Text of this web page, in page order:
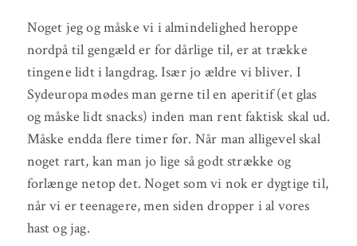
Noget jeg og måske vi i almindelighed heroppe
nordpå til gengæld er for dårlige til, er at trække
tingene lidt i langdrag. Især jo ældre vi bliver. I
Sydeuropa mødes man gerne til en aperitif (et glas
og måske lidt snacks) inden man rent faktisk skal ud.
Måske endda flere timer før. Når man alligevel skal
noget rart, kan man jo lige så godt strække og
forlænge netop det. Noget som vi nok er dygtige til,
når vi er teenagere, men siden dropper i al vores
hast og jag.